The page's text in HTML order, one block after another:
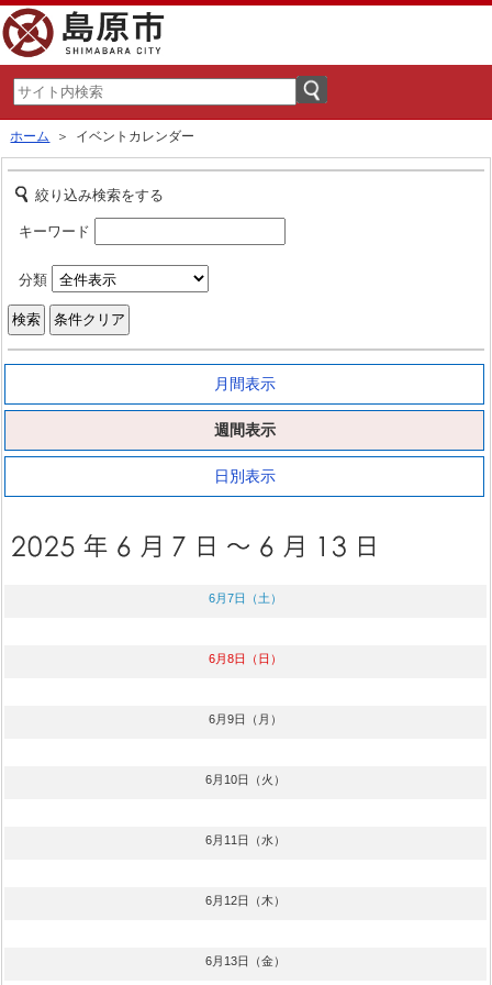
ホーム ＞ イベントカレンダー
絞り込み検索をする
キーワード
分類
月間表示
週間表示
日別表示
6月7日（土）
6月8日（日）
6月9日（月）
6月10日（火）
6月11日（水）
6月12日（木）
6月13日（金）